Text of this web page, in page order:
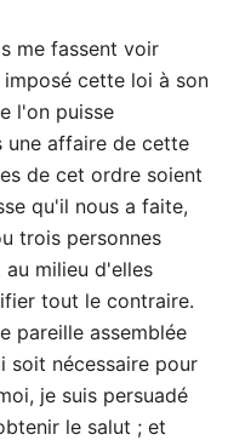
me fassent voir
cette loi à son
l'on puisse
une affaire de cette
de cet ordre soient
qu'il nous a faite,
trois personnes
au milieu d'elles
tout le contraire.
pareille assemblée
soit nécessaire pour
je suis persuadé
le salut ; et